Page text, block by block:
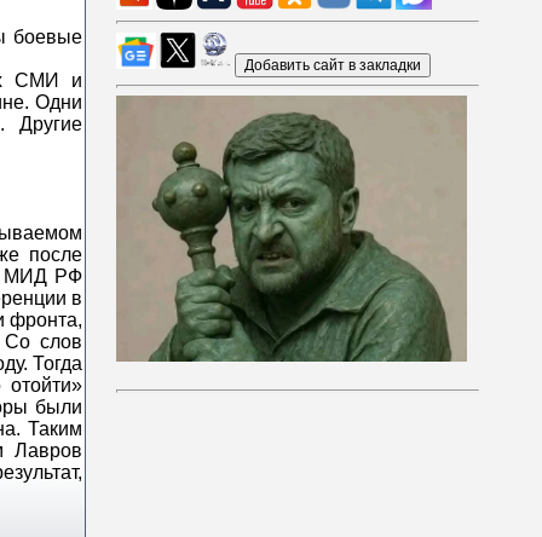
СМИ и
Одни
Другие
после
МИД РФ
в
фронта,
Со слов
Тогда
были
Таким
Лавров